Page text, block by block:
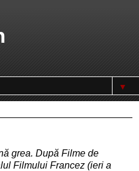
▼
grea. După Filme de
Filmului Francez (ieri a